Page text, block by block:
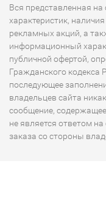
Вся представленная
характеристик,
рекламных акций, а
информационный
публичной офертой,
Гражданского кодекса
последующее
владельцев сайта
сообщение,
не является ответом
заказа со стороны